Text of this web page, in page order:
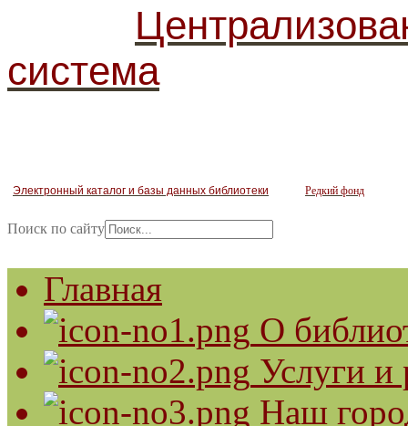
система
Электронный каталог и базы данных библиотеки Редкий фонд
Поиск по сайту
Главная
О
Услуги и
Наш